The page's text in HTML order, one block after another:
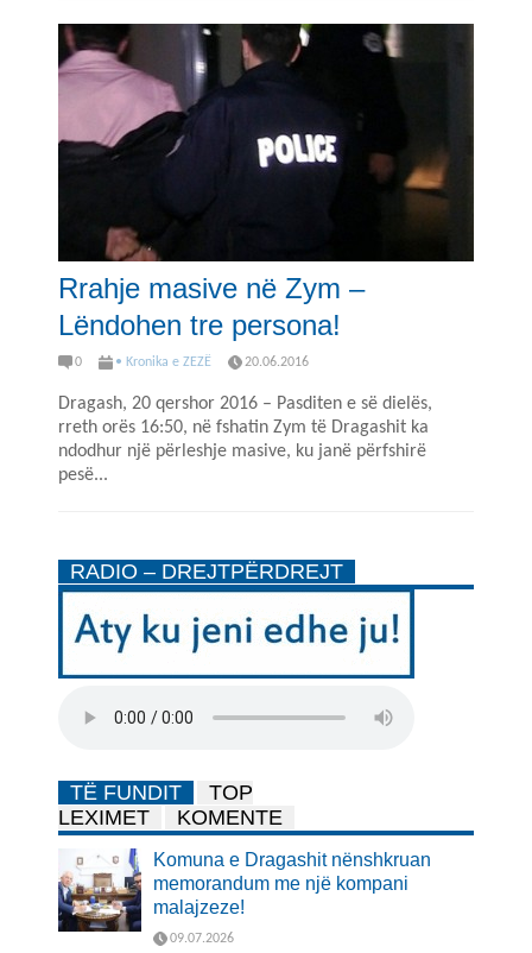
Rrahje masive në Zym –
Lëndohen tre persona!
0 • Kronika e ZEZË 20.06.2016
Dragash, 20 qershor 2016 – Pasditen e së dielës,
rreth orës 16:50, në fshatin Zym të Dragashit ka
ndodhur një përleshje masive, ku janë përfshirë
pesë...
RADIO – DREJTPËRDREJT
TË FUNDIT
TOP
LEXIMET
KOMENTE
Komuna e Dragashit nënshkruan
memorandum me një kompani
malajzeze!
09.07.2026